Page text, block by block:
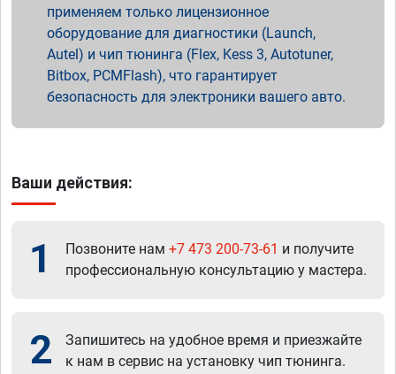
применяем только лицензионное
оборудование для диагностики (Launch,
Autel) и чип тюнинга (Flex, Kess 3, Autotuner,
Bitbox, PCMFlash), что гарантирует
безопасность для электроники вашего авто.
Ваши действия:
1 Позвоните нам +7 473 200-73-61 и получите
профессиональную консультацию у мастера.
2
Запишитесь на удобное время и приезжайте
к нам в сервис на установку чип тюнинга.